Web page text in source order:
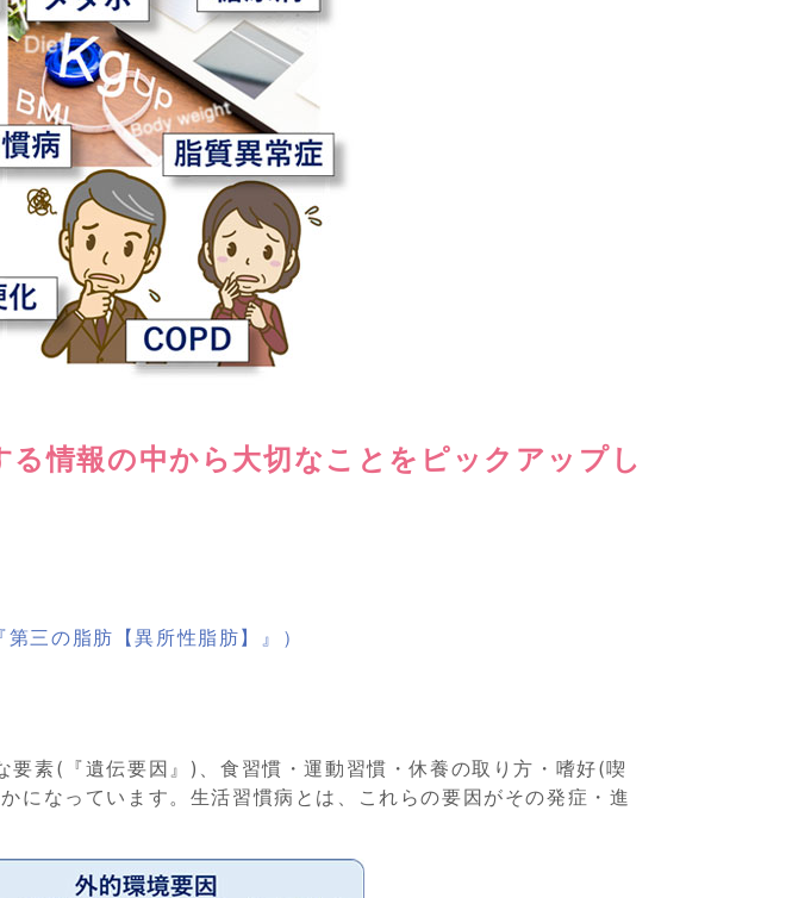
情報の中から大切なことをピックアップし
三の脂肪【異所性脂肪】』）
素(『遺伝要因』)、食習慣・運動習慣・休養の取り方・嗜好(喫
なっています。生活習慣病とは、これらの要因がその発症・進